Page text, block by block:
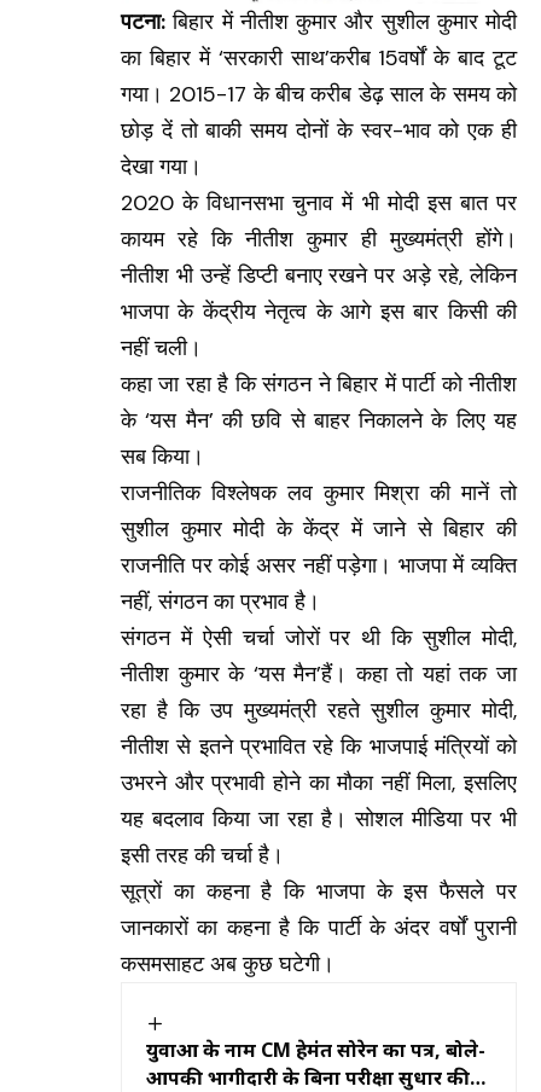
पटना: बिहार में नीतीश कुमार और सुशील कुमार मोदी
का बिहार में ‘सरकारी साथ’करीब 15वर्षों के बाद टूट
गया। 2015-17 के बीच करीब डेढ़ साल के समय को
छोड़ दें तो बाकी समय दोनों के स्वर-भाव को एक ही
देखा गया।
2020 के विधानसभा चुनाव में भी मोदी इस बात पर
कायम रहे कि नीतीश कुमार ही मुख्यमंत्री होंगे।
नीतीश भी उन्हें डिप्टी बनाए रखने पर अड़े रहे, लेकिन
भाजपा के केंद्रीय नेतृत्व के आगे इस बार किसी की
नहीं चली।
कहा जा रहा है कि संगठन ने बिहार में पार्टी को नीतीश
के ‘यस मैन’ की छवि से बाहर निकालने के लिए यह
सब किया।
राजनीतिक विश्लेषक लव कुमार मिश्रा की मानें तो
सुशील कुमार मोदी के केंद्र में जाने से बिहार की
राजनीति पर कोई असर नहीं पड़ेगा। भाजपा में व्यक्ति
नहीं, संगठन का प्रभाव है।
संगठन में ऐसी चर्चा जोरों पर थी कि सुशील मोदी,
नीतीश कुमार के ‘यस मैन’हैं। कहा तो यहां तक जा
रहा है कि उप मुख्यमंत्री रहते सुशील कुमार मोदी,
नीतीश से इतने प्रभावित रहे कि भाजपाई मंत्रियों को
उभरने और प्रभावी होने का मौका नहीं मिला, इसलिए
यह बदलाव किया जा रहा है। सोशल मीडिया पर भी
इसी तरह की चर्चा है।
सूत्रों का कहना है कि भाजपा के इस फैसले पर
जानकारों का कहना है कि पार्टी के अंदर वर्षों पुरानी
कसमसाहट अब कुछ घटेगी।
युवाओं के नाम CM हेमंत सोरेन का पत्र, बोले-
आपकी भागीदारी के बिना परीक्षा सुधार की